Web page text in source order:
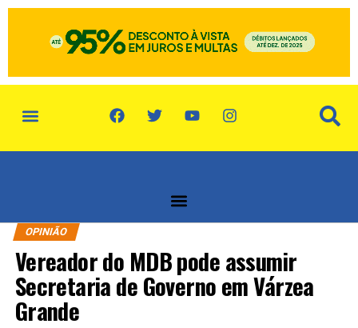
OPINIÃO
Vereador do MDB pode assumir
Secretaria de Governo em Várzea
Grande